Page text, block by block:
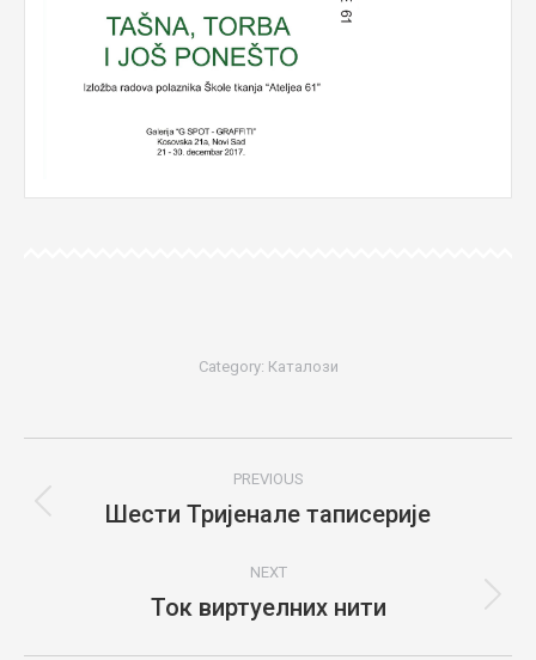
Category: Каталози
navigation
PREVIOUS
Previous
Шести Тријенале таписерије
NEXT
Next
Ток виртуелних нити